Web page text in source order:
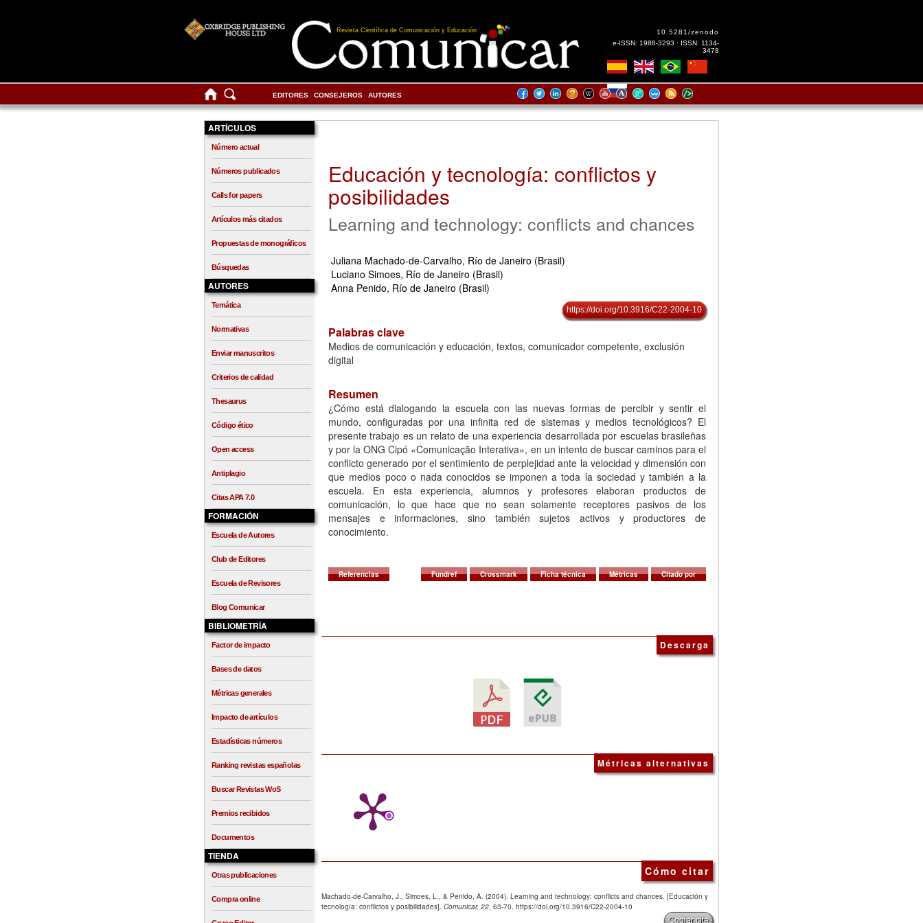
Revista Científica de Comunicación y Educación
10.5281/zenodo
e-ISSN: 1988-3293 · ISSN: 1134-
3478
EDITORES CONSEJEROS AUTORES
ARTÍCULOS
Número actual
Números publicados
Calls for papers
Artículos más citados
Propuestas de monográficos
Búsquedas
AUTORES
Temática
Normativas
Enviar manuscritos
Criterios de calidad
Thesaurus
Código ético
Open access
Antiplagio
Citas APA 7.0
FORMACIÓN
Escuela de Autores
Club de Editores
Escuela de Revisores
Blog Comunicar
BIBLIOMETRÍA
Factor de impacto
Bases de datos
Métricas generales
Impacto de artículos
Estadísticas números
Ranking revistas españolas
Buscar Revistas WoS
Premios recibidos
Documentos
TIENDA
Otras publicaciones
Compra online
Educación y tecnología: conflictos y
posibilidades
Learning and technology: conflicts and chances
Juliana Machado-de-Carvalho, Río de Janeiro (Brasil)
Luciano Simoes, Río de Janeiro (Brasil)
Anna Penido, Río de Janeiro (Brasil)
https://doi.org/10.3916/C22-2004-10
Palabras clave
Medios de comunicación y educación, textos, comunicador competente, exclusión
digital
Resumen
¿Cómo está dialogando la escuela con las nuevas formas de percibir y sentir el
mundo, configuradas por una infinita red de sistemas y medios tecnológicos? El
presente trabajo es un relato de una experiencia desarrollada por escuelas brasileñas
y por la ONG Cipó «Comunicação Interativa», en un intento de buscar caminos para el
conflicto generado por el sentimiento de perplejidad ante la velocidad y dimensión con
que medios poco o nada conocidos se imponen a toda la sociedad y también a la
escuela. En esta experiencia, alumnos y profesores elaboran productos de
comunicación, lo que hace que no sean solamente receptores pasivos de los
mensajes e informaciones, sino también sujetos activos y productores de
conocimiento.
Referencias Fundref Crossmark Ficha técnica Métricas Citado por
Descarga
Métricas alternativas
Cómo citar
Machado-de-Carvalho, J., Simoes, L., & Penido, A. (2004). Learning and technology: conflicts and chances. [Educación y
tecnología: conflictos y posibilidades]. Comunicar, 22, 63-70. https://doi.org/10.3916/C22-2004-10
Copiar cita